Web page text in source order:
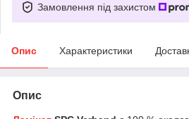
Замовлення під захистом
Опис Характеристики
Опис